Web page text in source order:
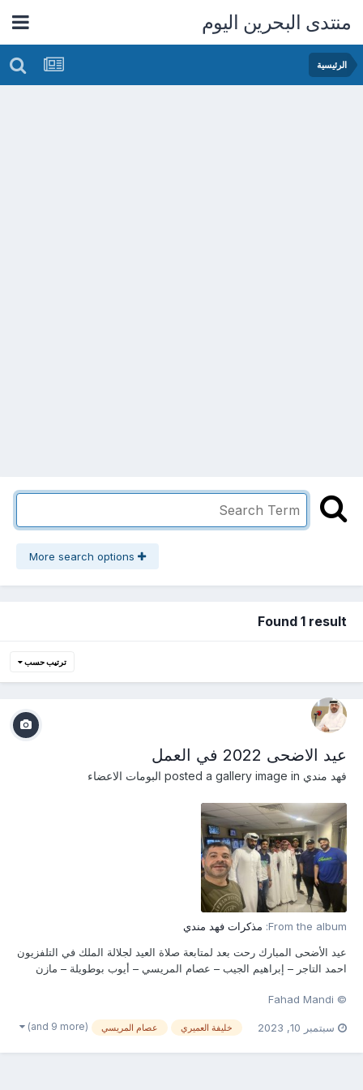
منتدى البحرين اليوم
الرئيسية
Found 1 result
ترتيب حسب
عيد الاضحى 2022 في العمل
فهد مندي البومات الاعضاء
From the album: مذكرات فهد مندي
عيد الأضحى المبارك رحت بعد لمتابعة صلاة العيد لجلالة الملك في التلفزيون
احمد التاجر – إبراهيم الجيب – عصام المريسي – أيوب بوطويلة – مازن
© Fahad Mandi
سبتمبر 10, 2023 خليفة العميري عصام المريسي (and 9 more)